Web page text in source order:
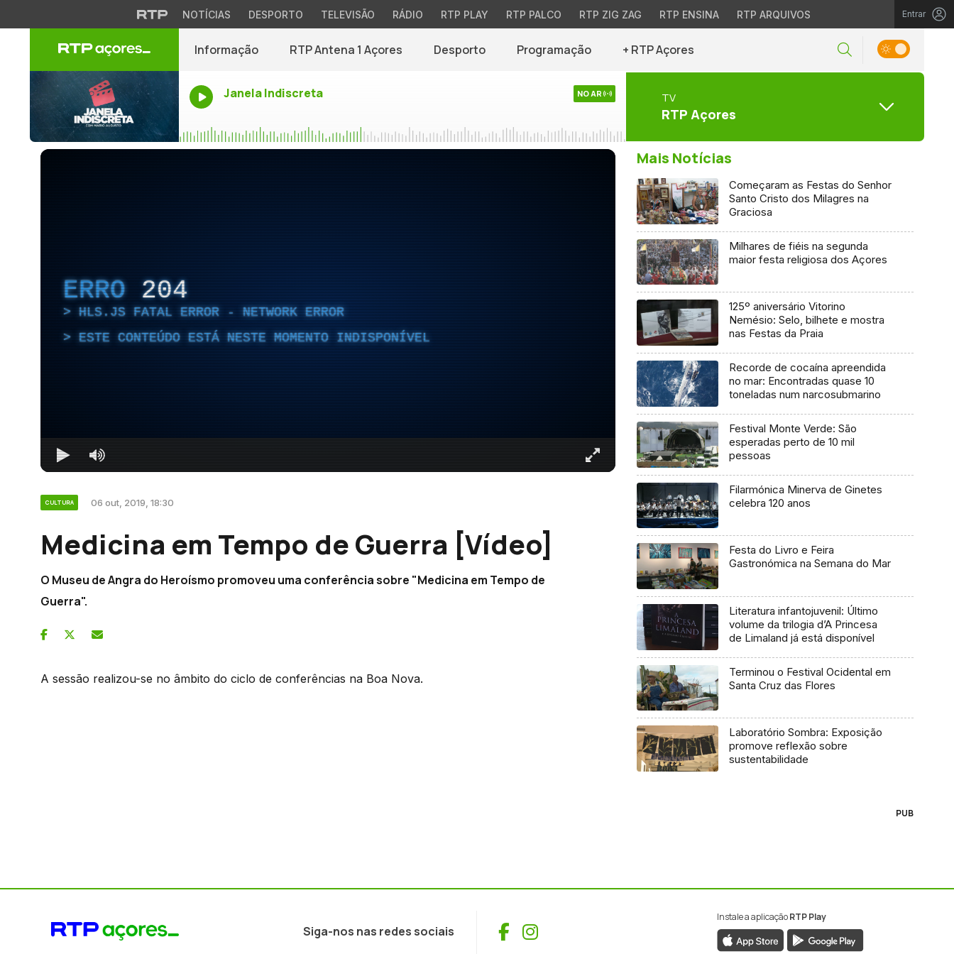
NOTÍCIAS DESPORTO TELEVISÃO RÁDIO RTP PLAY RTP PALCO RTP ZIG ZAG RTP ENSINA RTP ARQUIVOS Entrar
Informação RTP Antena 1 Açores Desporto Programação + RTP Açores
Janela Indiscreta NO AR TV
RTP Açores
ERRO 204
HLS.JS FATAL ERROR - NETWORK ERROR
ESTE CONTEÚDO ESTÁ NESTE MOMENTO INDISPONÍVEL
CULTURA 06 out, 2019, 18:30
Medicina em Tempo de Guerra [Vídeo]
O Museu de Angra do Heroísmo promoveu uma conferência sobre "Medicina em Tempo de
Guerra".
A sessão realizou-se no âmbito do ciclo de conferências na Boa Nova.
Mais Notícias
Começaram as Festas do Senhor
Santo Cristo dos Milagres na
Graciosa
Milhares de fiéis na segunda
maior festa religiosa dos Açores
125º aniversário Vitorino
Nemésio: Selo, bilhete e mostra
nas Festas da Praia
Recorde de cocaína apreendida
no mar: Encontradas quase 10
toneladas num narcosubmarino
Festival Monte Verde: São
esperadas perto de 10 mil
pessoas
Filarmónica Minerva de Ginetes
celebra 120 anos
Festa do Livro e Feira
Gastronómica na Semana do Mar
Literatura infantojuvenil: Último
volume da trilogia d’A Princesa
de Limaland já está disponível
Terminou o Festival Ocidental em
Santa Cruz das Flores
Laboratório Sombra: Exposição
promove reflexão sobre
sustentabilidade
PUB
Siga-nos nas redes sociais Facebook
Instagram
Instale a aplicaçãoRTP Play